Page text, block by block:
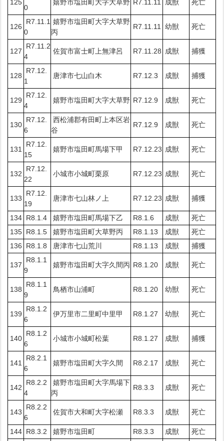
125
0
嬉野市塩田町大字大草野 R7.11.11 成獣 死亡
126
R7.11.1
0
嬉野市塩田町大字大草野
丙
R7.11.11 幼獣 死亡
127
R7.11.2
4
佐賀市富士町上無津呂 R7.11.28 成獣 捕獲
128
R7.12.
1
唐津市七山白木 R7.12.3 成獣 捕獲
129
R7.12.
4
嬉野市塩田町大字大草野 R7.12.9 成獣 死亡
130
R7.12.
6
西松浦郡有田町上本区岩
谷
R7.12.9 成獣 死亡
131
R7.12.
15
嬉野市塩田町馬場下甲 R7.12.23 成獣 死亡
132
R7.12.
22
小城市小城町栗原 R7.12.23 成獣 死亡
133
R7.12.
19
唐津市七山林ノ上 R7.12.23 成獣 捕獲
134 R8.1.4 嬉野市塩田町馬場下乙 R8.1.6 成獣
死亡
135 R8.1.5 嬉野市塩田町大草野丙 R8.1.13 成獣
死亡
136
R8.1.8 唐津市七山荒川 R8.1.13 成獣 捕獲
137
R8.1.1
9
嬉野市塩田町大字久間丙 R8.1.20 成獣 死亡
138
R8.1.1
9
鳥栖市山浦町 R8.1.20 幼獣 死亡
139
R8.1.2
6
伊万里市二里町中里甲 R8.1.27 幼獣 死亡
140
R8.1.2
6
小城市小城町松葉 R8.1.27 成獣 捕獲
141
R8.2.1
6
嬉野市塩田町大字久間 R8.2.17 成獣 死亡
142
R8.2.2
4
嬉野市塩田町大字馬場下
丙
R8.3.3 成獣 死亡
143
R8.2.2
6
佐賀市大和町大字松瀬 R8.3.3 成獣 死亡
144 R8.3.2 嬉野市塩田町 R8.3.3 成獣
死亡